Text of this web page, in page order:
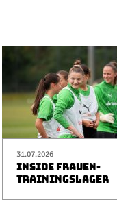
31.07.2026
INSIDE FRAUEN-
TRAININGSLAGER